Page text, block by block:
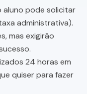
aluno pode solicitar
administrativa).
mas exigirão
24 horas em
quiser para fazer